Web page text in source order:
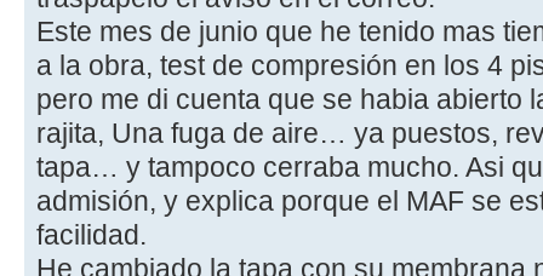
Este mes de junio que he tenido mas
a la obra, test de compresión en los 4
pero me di cuenta que se habia
rajita, Una fuga de aire… ya puestos,
tapa… y tampoco cerraba mucho. Asi
admisión, y explica porque el MAF se
facilidad.
He cambiado la tapa con su